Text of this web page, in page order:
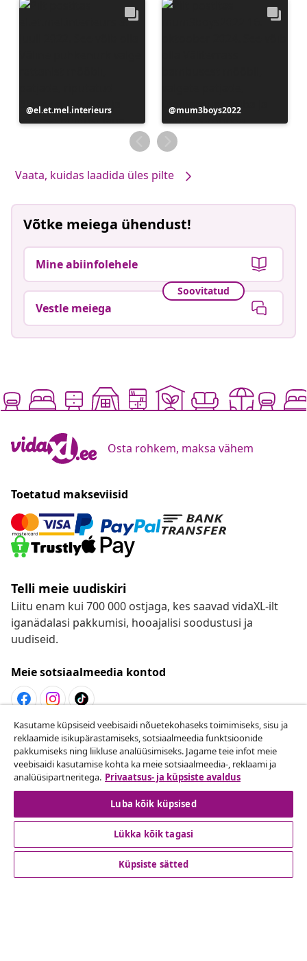
Postitus
avaldatud
el.et.mel.interieurs
Postitus
avaldatud
mum3boys2022
Vaata, kuidas laadida üles pilte
Võtke meiega ühendust!
Mine abiinfolehele
Soovitatud
Vestle meiega
Osta rohkem, maksa vähem
Toetatud makseviisid
Telli meie uudiskiri
Liitu enam kui 700 000 ostjaga, kes saavad vidaXL-ilt
iganädalasi pakkumisi, hooajalisi soodustusi ja
uudiseid.
Meie sotsiaalmeedia kontod
Lepingust taganemine
Esita oma tellimuse kohta tagastamissoov.
Lepingust taganemine
Klienditeenindus
Kasutame küpsiseid veebisaidi nõuetekohaseks toimimiseks, sisu ja
reklaamide isikupärastamiseks, sotsiaalmeedia funktsioonide
pakkumiseks ning liikluse analüüsimiseks. Jagame teie infot meie
veebisaidi kasutamise kohta ka meie sotsiaalmeedia-, reklaami ja
analüüsipartneritega. Privaatsus- ja küpsiste avaldus
Luba kõik küpsised
Lükka kõik tagasi
Küpsiste sätted